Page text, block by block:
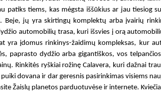
patiks tiems, kas mėgsta iššūkius ar jau tiesiog
. Beje, jų yra skirtingų komplektų arba įvairių
automobilių trasa, kuri išsvies į orą
yra įdomus rinkinys-žaidimų kompleksas, kur
paprasto dydžio arba gigantiškos, vos
Rinkitės ryškiai rožinę Calavera, kuri dažnai
dovana ir dar geresnis pasirinkimas visiems
Žaislų planetos parduotuvėse ir internete.